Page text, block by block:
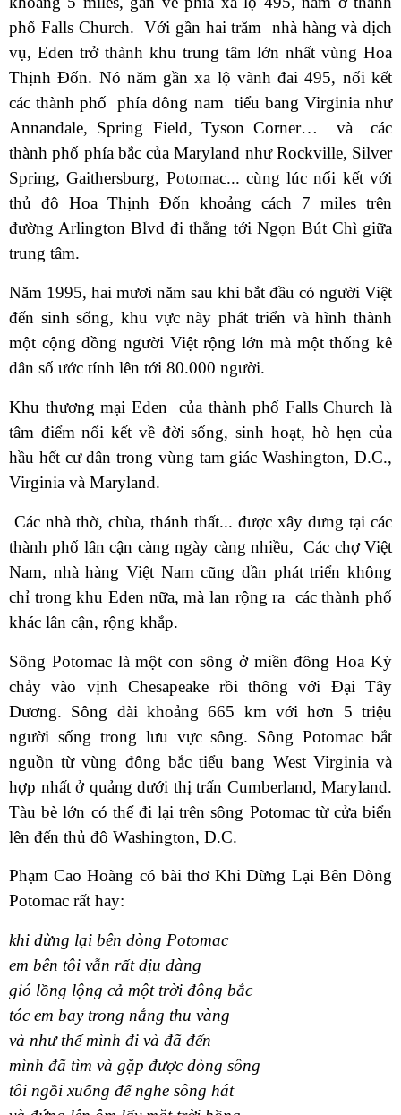
phố Falls Church. Với gần hai trăm nhà hàng và dịch
vụ, Eden trở thành khu trung tâm lớn nhất vùng Hoa
Thịnh Đốn. Nó năm gần xa lộ vành đai 495, nối kết
các thành phố phía đông nam tiểu bang Virginia như
Annandale, Spring Field, Tyson Corner… và các
thành phố phía bắc của Maryland như Rockville, Silver
Spring, Gaithersburg, Potomac... cùng lúc nối kết với
thủ đô Hoa Thịnh Đốn khoảng cách 7 miles trên
đường Arlington Blvd đi thẳng tới Ngọn Bút Chì giữa
trung tâm.
Năm 1995, hai mươi năm sau khi bắt đầu có người Việt
đến sinh sống, khu vực này phát triển và hình thành
một cộng đồng người Việt rộng lớn mà một thống kê
dân số ước tính lên tới 80.000 người.
Khu thương mại Eden của thành phố Falls Church là
tâm điểm nối kết về đời sống, sinh hoạt, hò hẹn của
hầu hết cư dân trong vùng tam giác Washington, D.C.,
Virginia và Maryland.
Các nhà thờ, chùa, thánh thất... được xây dưng tại các
thành phố lân cận càng ngày càng nhiều, Các chợ Việt
Nam, nhà hàng Việt Nam cũng dần phát triển không
chỉ trong khu Eden nữa, mà lan rộng ra các thành phố
khác lân cận, rộng khắp.
Sông Potomac là một con sông ở miền đông Hoa Kỳ
chảy vào vịnh Chesapeake rồi thông với Đại Tây
Dương. Sông dài khoảng 665 km với hơn 5 triệu
người sống trong lưu vực sông. Sông Potomac bắt
nguồn từ vùng đông bắc tiểu bang West Virginia và
hợp nhất ở quảng dưới thị trấn Cumberland, Maryland.
Tàu bè lớn có thể đi lại trên sông Potomac từ cửa biển
lên đến thủ đô Washington, D.C.
Phạm Cao Hoàng có bài thơ Khi Dừng Lại Bên Dòng
Potomac rất hay:
khi dừng lại bên dòng Potomac
em bên tôi vẫn rất dịu dàng
gió lồng lộng cả một trời đông bắc
tóc em bay trong nắng thu vàng
và như thế mình đi và đã đến
mình đã tìm và gặp được dòng sông
tôi ngồi xuống để nghe sông hát